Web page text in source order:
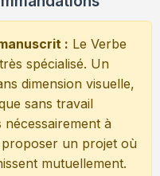
: Le Verbe
spécialisé. Un
dimension visuelle,
sans travail
à
un projet où
mutuellement.